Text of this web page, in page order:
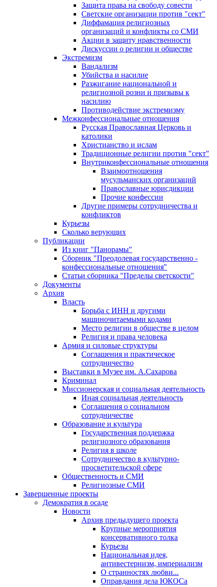
Защита права на свободу совести
Светские организации против "сект"
Диффамация религиозных
организаций и конфликты со СМИ
Акции в защиту нравственности
Дискуссии о религии и обществе
Экстремизм
Вандализм
Убийства и насилие
Разжигание национальной и
религиозной розни и призывы к
насилию
Противодействие экстремизму
Межконфессиональные отношения
Русская Православная Церковь и
католики
Христианство и ислам
Традиционные религии против "сект"
Внутриконфессиональные отношения
Взаимоотношения
мусульманских организаций
Православные юрисдикции
Прочие конфессии
Другие примеры сотрудничества и
конфликтов
Курьезы
Сколько верующих
Публикации
Из книг "Панорамы"
Сборник "Преодолевая государственно -
конфессиональные отношения"
Статьи сборника "Пределы светскости"
Документы
Архив
Власть
Борьба с ИНН и другими
машиночитаемыми кодами
Место религии в обществе в целом
Религия и права человека
Армия и силовые структуры
Соглашения и практическое
сотрудничество
Выставки в Музее им. А.Сахарова
Криминал
Миссионерская и социальная деятельность
Иная социальная деятельность
Соглашения о социальном
сотрудничестве
Образование и культура
Государственная поддержка
религиозного образования
Религия в школе
Сотрудничество в культурно-
просветительской сфере
Общественность и СМИ
Религиозные СМИ
Завершенные проекты
Демократия в осаде
Новости
Архив предыдущего проекта
Крупные мероприятия
консервативного толка
Курьезы
Национальная идея,
антивестернизм, империализм
О странностях любви...
Оправдания дела ЮКОСа